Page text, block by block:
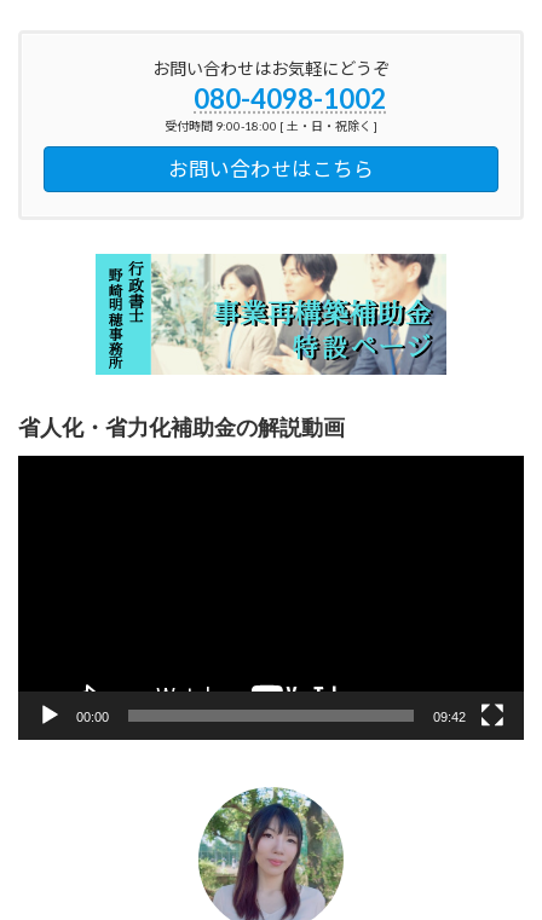
お問い合わせはお気軽にどうぞ
080-4098-1002
受付時間 9:00-18:00 [ 土・日・祝除く ]
お問い合わせはこちら
省人化・省力化補助金の解説動画
00:00 09:42